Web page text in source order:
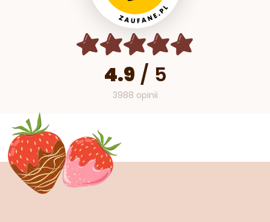
4.9 / 5
3988 opinii